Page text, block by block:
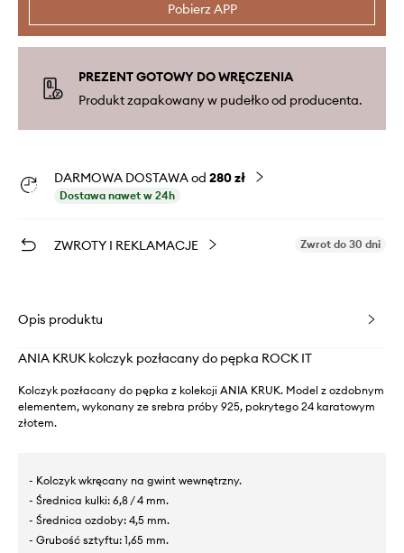
Pobierz APP
PREZENT GOTOWY DO WRĘCZENIA
Produkt zapakowany w pudełko od producenta.
DARMOWA DOSTAWA od 280 zł
Dostawa nawet w 24h
ZWROTY I REKLAMACJE Zwrot do 30 dni
Opis produktu
ANIA KRUK kolczyk pozłacany do pępka ROCK IT
Kolczyk pozłacany do pępka z kolekcji ANIA KRUK. Model z ozdobnym
elementem, wykonany ze srebra próby 925, pokrytego 24 karatowym
złotem.
- Kolczyk wkręcany na gwint wewnętrzny.
- Średnica kulki: 6,8 / 4 mm.
- Średnica ozdoby: 4,5 mm.
- Grubość sztyftu: 1,65 mm.